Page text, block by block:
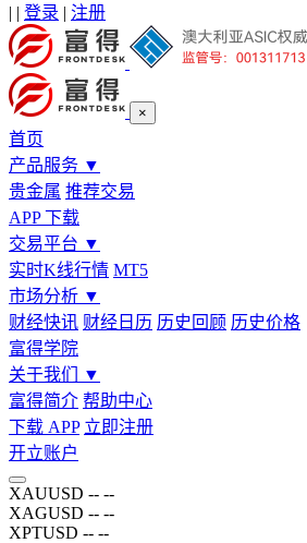
| | 登录 | 注册
×
首页
产品服务 ▼
贵金属 推荐交易
APP 下载
交易平台 ▼
实时K线行情 MT5
市场分析 ▼
财经快讯 财经日历 历史回顾 历史价格
富得学院
关于我们
▼
富得简介 帮助中心
下载 APP 立即注册
开立账户
XAUUSD -- --
XAGUSD -- --
XPTUSD -- --